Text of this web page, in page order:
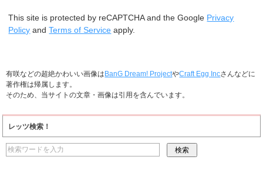
This site is protected by reCAPTCHA and the Google Privacy
Policy andTerms of Service apply.
有咲などの超絶かわいい画像は BanG Dream! ProjectやCraft Egg Incさんなどに
著作権は帰属します。
そのため、当サイトの文章・画像は引用を含んでいます。
レッツ検索！